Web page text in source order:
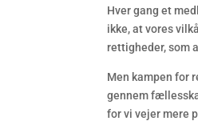
Hver gang et
ikke, at vores
rettigheder, som
Men kampen for
gennem
for vi vejer mere